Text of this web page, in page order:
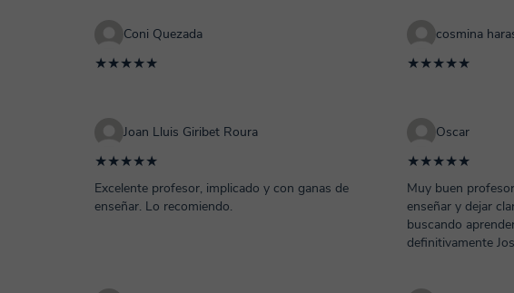
Coni Quezada
★★★★★
cosmina
★★★★★
Joan Lluis Giribet Roura
★★★★★
Excelente profesor, implicado y con ganas de
enseñar. Lo recomiendo.
Oscar
★★★★★
Muy buen
enseñar y dejar
buscando
definitivamente